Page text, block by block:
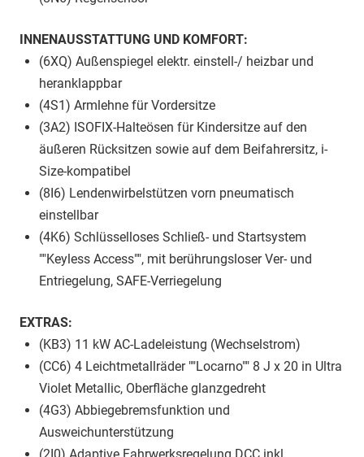
INNENAUSSTATTUNG UND KOMFORT:
(6XQ) Außenspiegel elektr. einstell-/ heizbar und
heranklappbar
(4S1) Armlehne für Vordersitze
(3A2) ISOFIX-Halteösen für Kindersitze auf den
äußeren Rücksitzen sowie auf dem Beifahrersitz, i-
Size-kompatibel
(8I6) Lendenwirbelstützen vorn pneumatisch
einstellbar
(4K6) Schlüsselloses Schließ- und Startsystem
""Keyless Access"", mit berührungsloser Ver- und
Entriegelung, SAFE-Verriegelung
EXTRAS:
(KB3) 11 kW AC-Ladeleistung (Wechselstrom)
(CC6) 4 Leichtmetallräder ""Locarno"" 8 J x 20 in Ultra
Violet Metallic, Oberfläche glanzgedreht
(4G3) Abbiegebremsfunktion und
Ausweichunterstützung